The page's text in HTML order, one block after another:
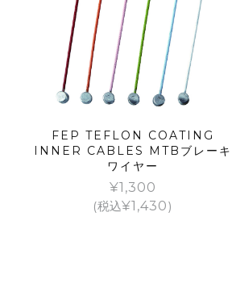
FEP TEFLON COATING
INNER CABLES MTBブレーキ
ワイヤー
¥1,300
(税込¥1,430)